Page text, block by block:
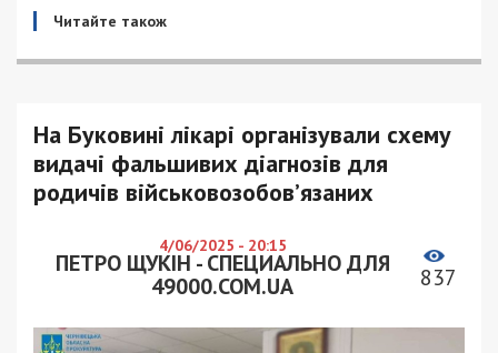
Читайте також
На Буковині лікарі організували схему
видачі фальшивих діагнозів для
родичів військовозобов’язаних
4/06/2025 - 20:15
ПЕТРО ЩУКІН - СПЕЦИАЛЬНО ДЛЯ
49000.COM.UA
837